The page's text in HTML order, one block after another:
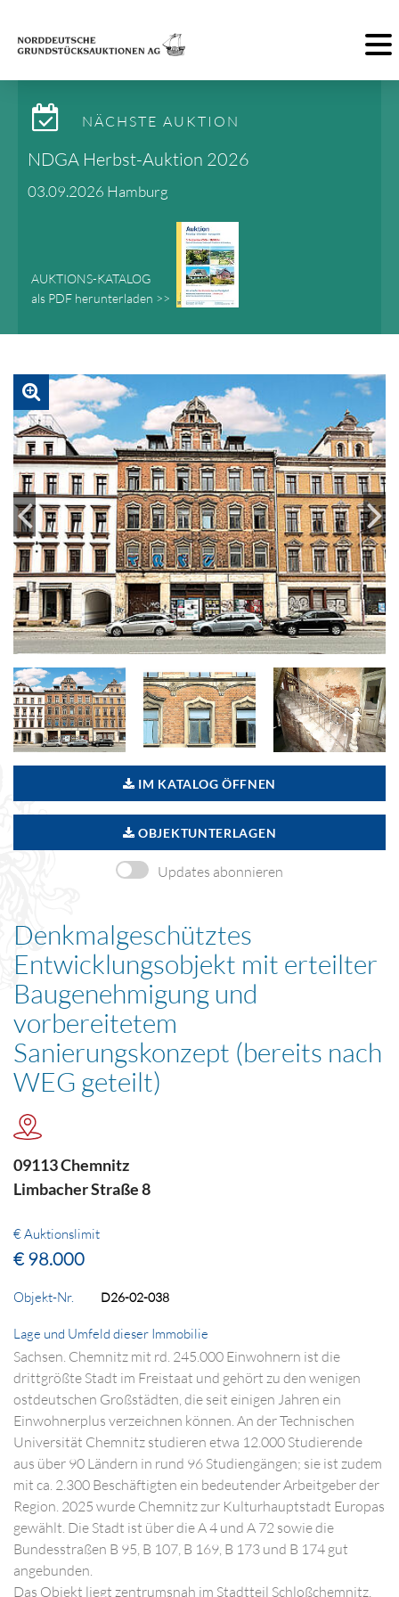
NÄCHSTE AUKTION
NDGA Herbst-Auktion 2026
03.09.2026 Hamburg
AUKTIONS-KATALOG
als PDF herunterladen >>
IM KATALOG ÖFFNEN
OBJEKTUNTERLAGEN
Updates abonnieren
Denkmalgeschütztes
Entwicklungsobjekt mit erteilter
Baugenehmigung und
vorbereitetem
Sanierungskonzept (bereits nach
WEG geteilt)
09113 Chemnitz
Limbacher Straße 8
€ Auktionslimit
€ 98.000
Objekt-Nr. D26-02-038
Lage und Umfeld dieser Immobilie
Sachsen. Chemnitz mit rd. 245.000 Einwohnern ist die
drittgrößte Stadt im Freistaat und gehört zu den wenigen
ostdeutschen Großstädten, die seit einigen Jahren ein
Einwohnerplus verzeichnen können. An der Technischen
Universität Chemnitz studieren etwa 12.000 Studierende
aus über 90 Ländern in rund 96 Studiengängen; sie ist zudem
mit ca. 2.300 Beschäftigten ein bedeutender Arbeitgeber der
Region. 2025 wurde Chemnitz zur Kulturhauptstadt Europas
gewählt. Die Stadt ist über die A 4 und A 72 sowie die
Bundesstraßen B 95, B 107, B 169, B 173 und B 174 gut
angebunden.
Das Objekt liegt zentrumsnah im Stadtteil Schloßchemnitz,